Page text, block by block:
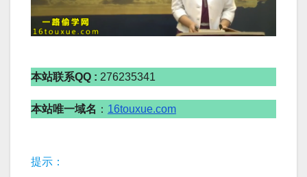
本站联系QQ : 276235341
本站唯一域名 ： 16touxue.com
提示：